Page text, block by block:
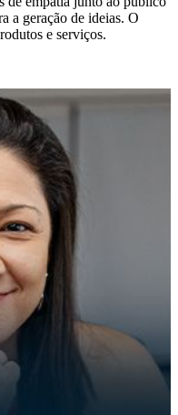
a geração de ideias. O
e serviços.